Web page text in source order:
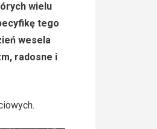
wielu
tego
wesela
radosne i